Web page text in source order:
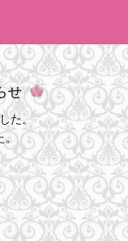
せ
た。
。